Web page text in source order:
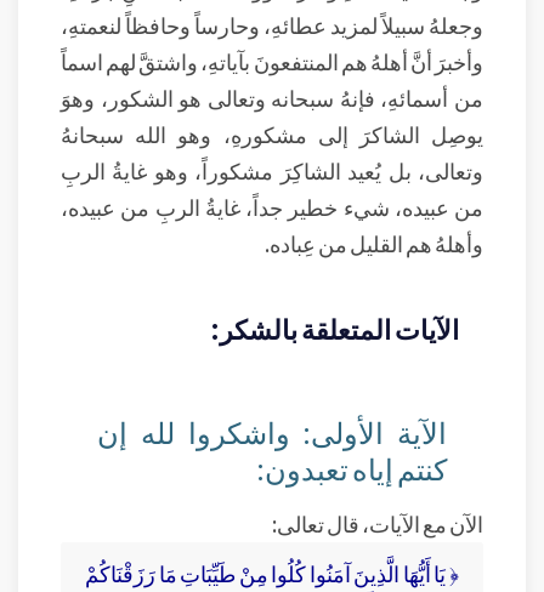
وجعلهُ سبيلاً لمزيد عطائهِ، وحارساً وحافظاً لنعمتهِ،
وأخبرَ أنَّ أهلهُ هم المنتفعونَ بآياتهِ، واشتقَّ لهم اسماً
من أسمائهِ، فإنهُ سبحانه وتعالى هو الشكور، وهوَ
يوصِل الشاكرَ إلى مشكورهِ، وهو الله سبحانهُ
وتعالى، بل يُعيد الشاكِرَ مشكوراً، وهو غايةُ الربِ
من عبيده، شيء خطير جداً، غايةُ الربِ من عبيده،
وأهلهُ هم القليل من عِباده.
الآيات المتعلقة بالشكر:
الآية الأولى: واشكروا لله إن
كنتم إياه تعبدون:
الآن مع الآيات، قال تعالى:
﴿ يَا أَيُّهَا الَّذِينَ آمَنُوا كُلُوا مِنْ طَيِّبَاتِ مَا رَزَقْنَاكُمْ